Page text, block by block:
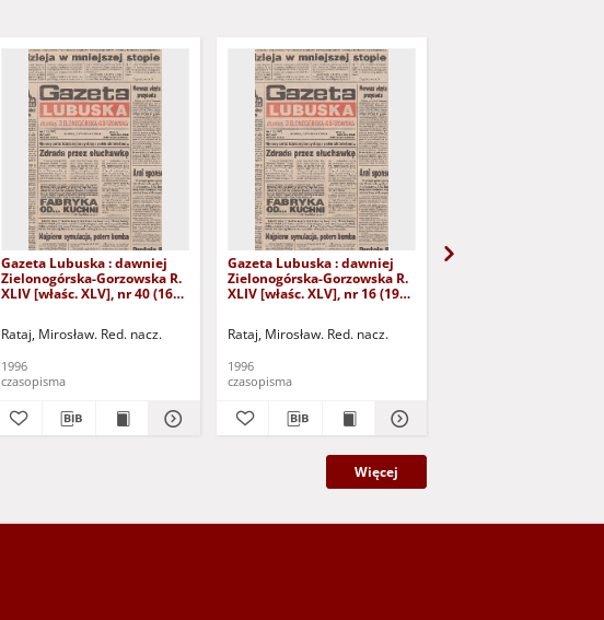
Gazeta Lubuska : dawniej
Zielonogórska-Gorzowska R.
XLIV [właśc. XLV], nr 40 (16
Rataj, Mirosław. Red. nacz.
1996
czasopisma
Gazeta Lubuska : dawniej
Zielonogórska-Gorzowska R.
XLIV [właśc. XLV], nr 16 (19
Rataj, Mirosław. Red. nacz.
1996
czasopisma
Więcej